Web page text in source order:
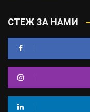
СТЕЖ ЗА НАМИ